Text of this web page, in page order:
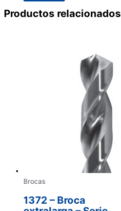
Productos relacionados
Brocas
1372 – Broca